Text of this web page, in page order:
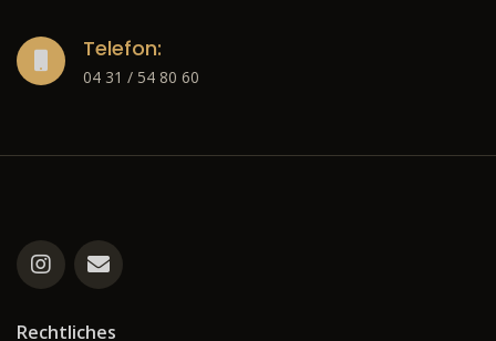
Telefon:
04 31 / 54 80 60
Rechtliches